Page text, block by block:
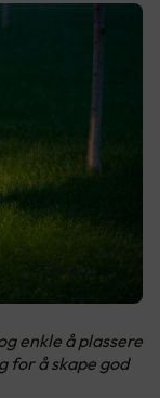
enkle å plassere
for å skape god